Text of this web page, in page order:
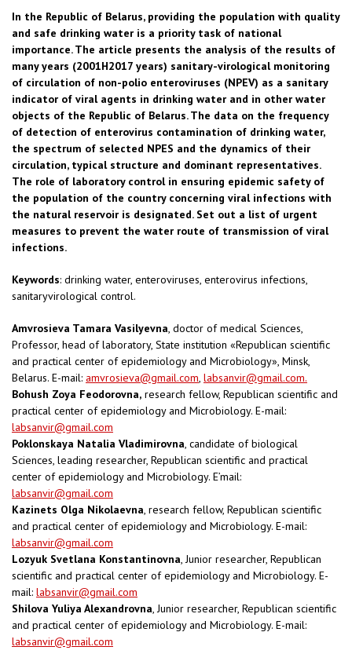
In the Republic of Belarus, providing the population with quality
and safe drinking water is a priority task of national
importance. The article presents the analysis of the results of
many years (2001H2017 years) sanitary-virological monitoring
of circulation of non-polio enteroviruses (NPEV) as a sanitary
indicator of viral agents in drinking water and in other water
objects of the Republic of Belarus. The data on the frequency
of detection of enterovirus contamination of drinking water,
the spectrum of selected NPES and the dynamics of their
circulation, typical structure and dominant representatives.
The role of laboratory control in ensuring epidemic safety of
the population of the country concerning viral infections with
the natural reservoir is designated. Set out a list of urgent
measures to prevent the water route of transmission of viral
infections.
Keywords: drinking water, enteroviruses, enterovirus infections,
sanitaryvirological control.
Amvrosieva Tamara Vasilyevna, doctor of medical Sciences,
Professor, head of laboratory, State institution «Republican scientific
and practical center of epidemiology and Microbiology», Minsk,
Belarus. E-mail: amvrosieva@gmail.com, labsanvir@gmail.com.
Bohush Zoya Feodorovna, research fellow, Republican scientific and
practical center of epidemiology and Microbiology. E-mail:
labsanvir@gmail.com
Poklonskaya Natalia Vladimirovna, candidate of biological
Sciences, leading researcher, Republican scientific and practical
center of epidemiology and Microbiology. E’mail:
labsanvir@gmail.com
Kazinets Olga Nikolaevna, research fellow, Republican scientific
and practical center of epidemiology and Microbiology. E-mail:
labsanvir@gmail.com
Lozyuk Svetlana Konstantinovna, Junior researcher, Republican
scientific and practical center of epidemiology and Microbiology. E-
mail: labsanvir@gmail.com
Shilova Yuliya Alexandrovna, Junior researcher, Republican scientific
and practical center of epidemiology and Microbiology. E-mail:
labsanvir@gmail.com